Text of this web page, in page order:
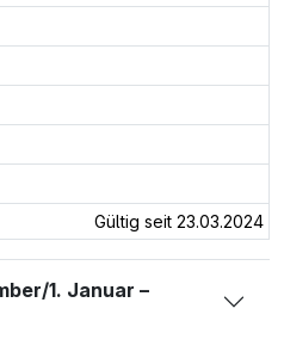
Gültig seit 23.03.2024
1. Januar –